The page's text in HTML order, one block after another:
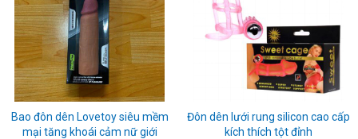
Bao đôn dên Lovetoy siêu mềm
mại tăng khoái cảm nữ giới
Đôn dên lưới rung silicon cao cấp
kích thích tột đỉnh